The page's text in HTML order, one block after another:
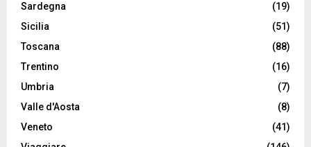
Sardegna
(19)
Sicilia
(51)
Toscana
(88)
Trentino
(16)
Umbria
(7)
Valle d'Aosta
(8)
Veneto
(41)